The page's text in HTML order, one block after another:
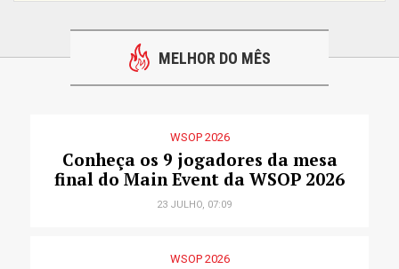
MELHOR DO MÊS
WSOP 2026
Conheça os 9 jogadores da mesa
final do Main Event da WSOP 2026
23 JULHO, 07:09
WSOP 2026